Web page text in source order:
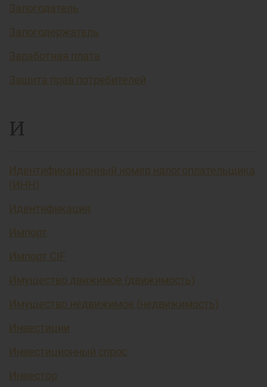
Залогодатель
Залогодержатель
Заработная плата
Защита прав потребителей
И
Идентификационный номер налогоплательщика
(ИНН)
Идентификация
Импорт
Импорт CIF
Имущество движимое (движимость)
Имущество недвижимое (недвижимость)
Инвестиции
Инвестиционный спрос
Инвестор